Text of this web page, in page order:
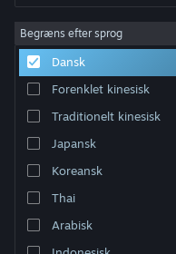
Om
Support
Skift sprog
Hent Steam-mobilappen
Vis desktop-webside
Begræns efter sprog
Dansk
Forenklet kinesisk
Traditionelt kinesisk
Japansk
Koreansk
Thai
Arabisk
Sorter efter Relevans
0 resultater matcher din
baseret på dine præferencer.